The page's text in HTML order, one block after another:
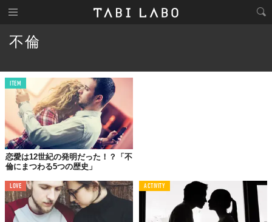
不倫
ITEM
恋愛は12世紀の発明だった！？「不
倫にまつわる5つの歴史」
LOVE ACTIVITY